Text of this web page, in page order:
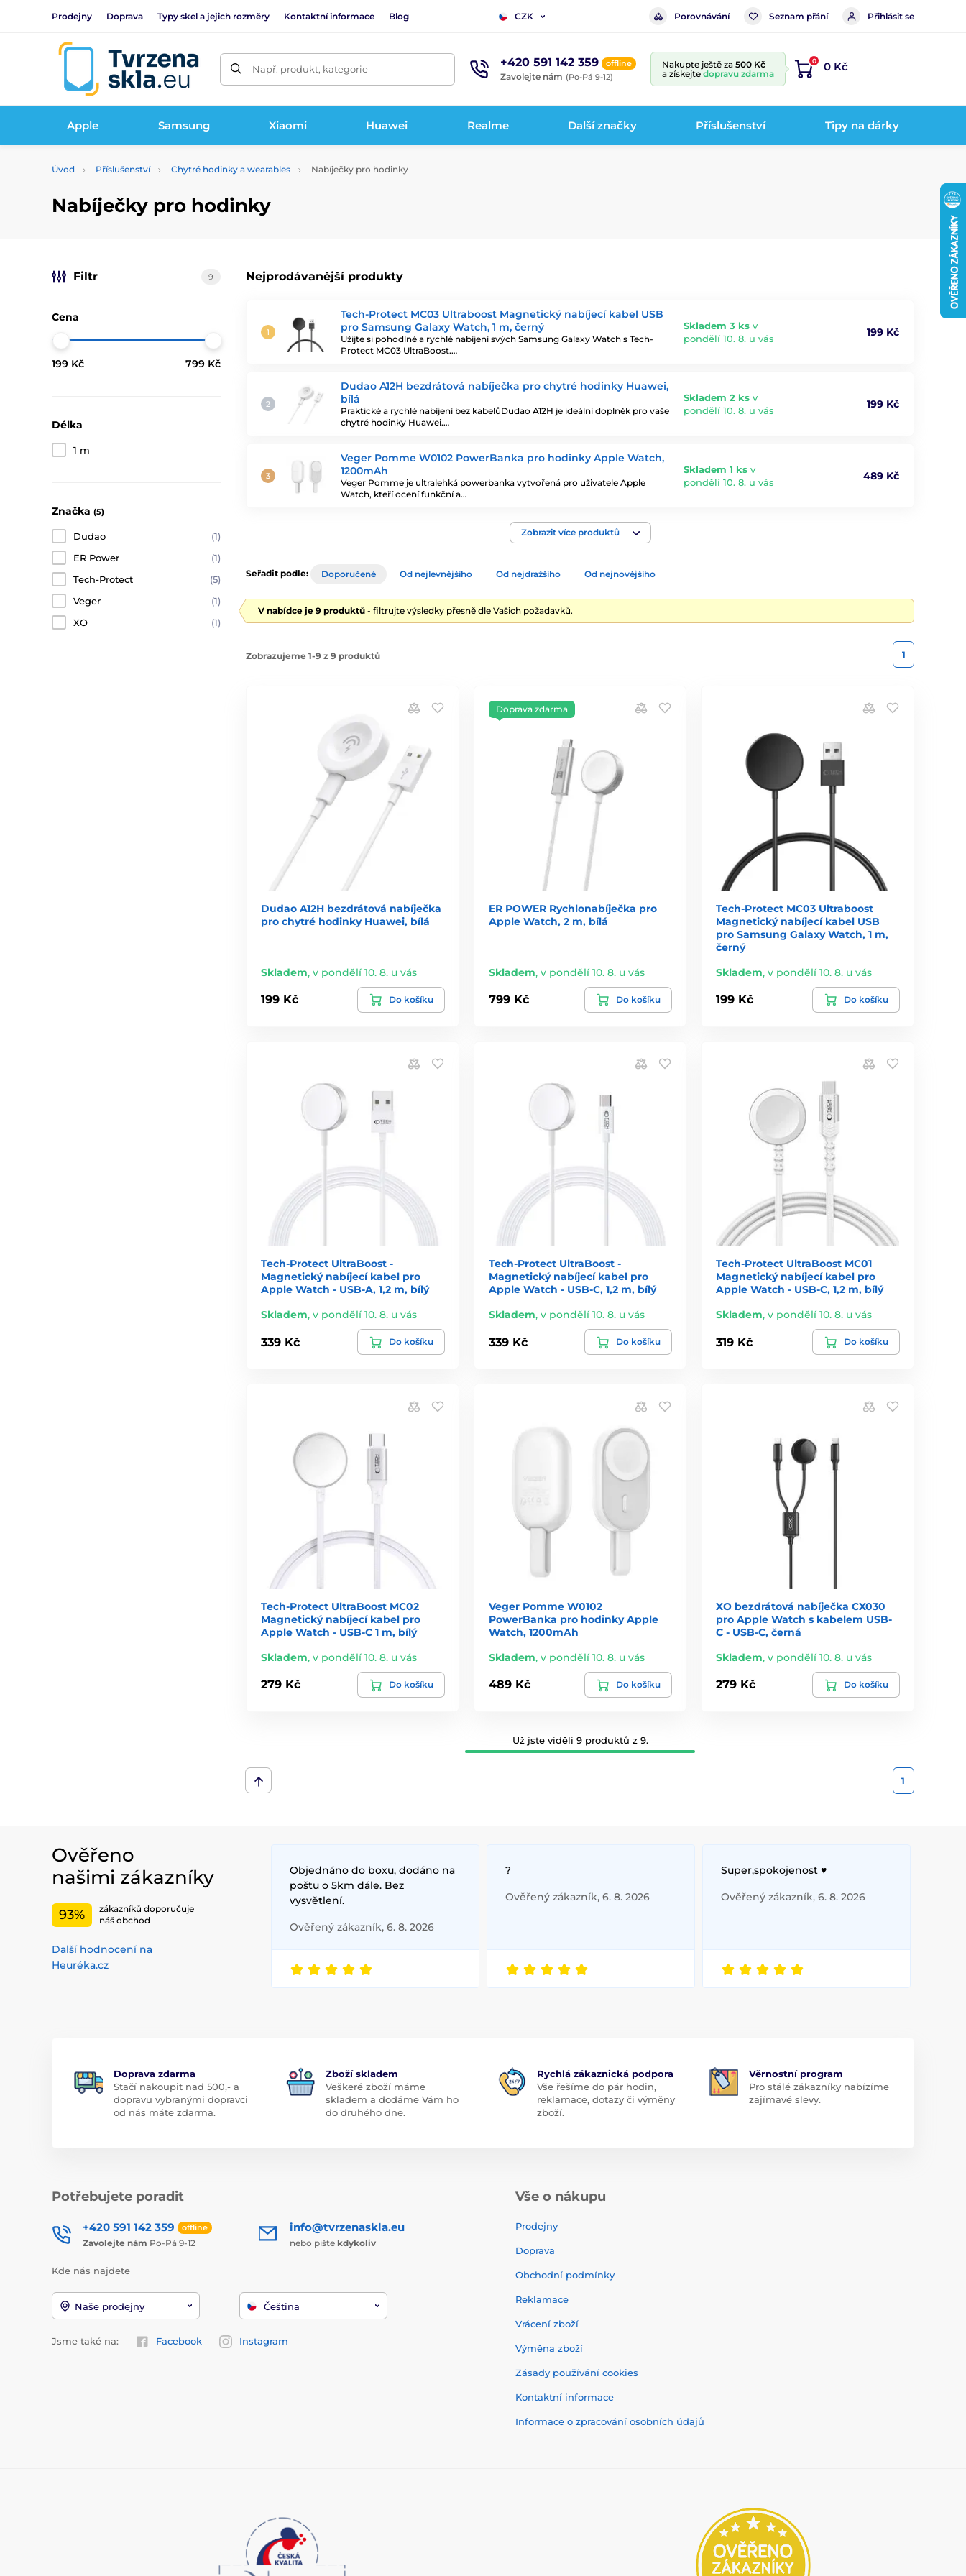
Prodejny Doprava Typy skel a jejich rozměry Kontaktní informace Blog CZK Porovnávání Seznam přání Přihlásit se
Např. produkt, kategorie +420 591 142 359 offline
Zavolejte nám (Po-Pá 9-12)
Nakupte ještě za 500 Kč
a získejte dopravu zdarma
0 0 Kč
Apple Samsung Xiaomi Huawei Realme Další značky Příslušenství Tipy na dárky
Úvod Příslušenství Chytré hodinky a wearables Nabíječky pro hodinky
Nabíječky pro hodinky
Nejprodávanější produkty
Tech-Protect MC03 Ultraboost Magnetický nabíjecí kabel USB
pro Samsung Galaxy Watch, 1 m, černý
Užijte si pohodlné a rychlé nabíjení svých Samsung Galaxy Watch s Tech-
Protect MC03 UltraBoost.…
Skladem 3 ks v
pondělí 10. 8. u vás
199 Kč
Dudao A12H bezdrátová nabíječka pro chytré hodinky Huawei,
bílá
Praktické a rychlé nabíjení bez kabelůDudao A12H je ideální doplněk pro vaše
chytré hodinky Huawei.…
Skladem 2 ks v
pondělí 10. 8. u vás
199 Kč
Veger Pomme W0102 PowerBanka pro hodinky Apple Watch,
1200mAh
Veger Pomme je ultralehká powerbanka vytvořená pro uživatele Apple
Watch, kteří ocení funkční a…
Skladem 1 ks v
pondělí 10. 8. u vás
489 Kč
Zobrazit více produktů
Filtr 9
Cena
199 Kč 799 Kč
Délka
1 m
Značka (5)
Dudao
(1)
ER Power
(1)
Tech-Protect
(5)
Veger
(1)
XO
(1)
Seřadit podle: Doporučené Od nejlevnějšího Od nejdražšího Od nejnovějšího
V nabídce je 9 produktů - filtrujte výsledky přesně dle Vašich požadavků.
Zobrazujeme 1-9 z 9 produktů 1
Dudao A12H bezdrátová nabíječka
pro chytré hodinky Huawei, bílá
Skladem, v pondělí 10. 8. u vás
199 Kč Do košíku
Doprava zdarma
ER POWER Rychlonabíječka pro
Apple Watch, 2 m, bílá
Skladem, v pondělí 10. 8. u vás
799 Kč Do košíku
Tech-Protect MC03 Ultraboost
Magnetický nabíjecí kabel USB
pro Samsung Galaxy Watch, 1 m,
černý
Skladem,v pondělí 10. 8. u vás
199 Kč Do košíku
Tech-Protect UltraBoost -
Magnetický nabíjecí kabel pro
Apple Watch - USB-A, 1,2 m, bílý
Skladem, v pondělí 10. 8. u vás
339 Kč Do košíku
Tech-Protect UltraBoost -
Magnetický nabíjecí kabel pro
Apple Watch - USB-C, 1,2 m, bílý
Skladem, v pondělí 10. 8. u vás
339 Kč Do košíku
Tech-Protect UltraBoost MC01
Magnetický nabíjecí kabel pro
Apple Watch - USB-C, 1,2 m, bílý
Skladem,v pondělí 10. 8. u vás
319 Kč Do košíku
Tech-Protect UltraBoost MC02
Magnetický nabíjecí kabel pro
Apple Watch - USB-C 1 m, bílý
Skladem, v pondělí 10. 8. u vás
279 Kč Do košíku
Veger Pomme W0102
PowerBanka pro hodinky Apple
Watch, 1200mAh
Skladem, v pondělí 10. 8. u vás
489 Kč Do košíku
XO bezdrátová nabíječka CX030
pro Apple Watch s kabelem USB-
C - USB-C, černá
Skladem,v pondělí 10. 8. u vás
279 Kč Do košíku
Už jste viděli 9 produktů z 9.
1
Ověřeno
našimi zákazníky
93%
zákazníků doporučuje
náš obchod
Další hodnocení na
Heuréka.cz
Objednáno do boxu, dodáno na
poštu o 5km dále. Bez
vysvětlení.
Ověřený zákazník, 6. 8. 2026
?
Ověřený zákazník, 6. 8. 2026
Super,spokojenost ♥️
Ověřený zákazník, 6. 8. 2026
Doprava zdarma
Stačí nakoupit nad 500,- a
dopravu vybranými dopravci
od nás máte zdarma.
Zboží skladem
Veškeré zboží máme
skladem a dodáme Vám ho
do druhého dne.
Rychlá zákaznická podpora
Vše řešíme do pár hodin,
reklamace, dotazy či výměny
zboží.
Věrnostní program
Pro stálé zákazníky nabízíme
zajímavé slevy.
Potřebujete poradit
+420 591 142 359 offline
Zavolejte nám Po-Pá 9-12
info@tvrzenaskla.eu
nebo pište kdykoliv
Kde nás najdete
Naše prodejny Čeština
Jsme také na: Facebook Instagram
Vše o nákupu
Prodejny
Doprava
Obchodní podmínky
Reklamace
Vrácení zboží
Výměna zboží
Zásady používání cookies
Kontaktní informace
Informace o zpracování osobních údajů